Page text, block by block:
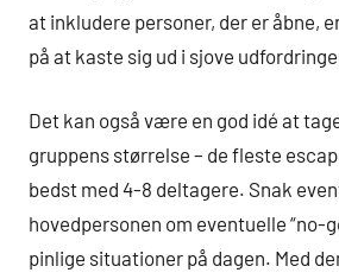
at inkludere personer, der er åbne,
på at kaste sig ud i sjove
Det kan også være en god idé at
gruppens størrelse – de fleste
bedst med 4-8 deltagere. Snak
hovedpersonen om eventuelle “no-
pinlige situationer på dagen. Med